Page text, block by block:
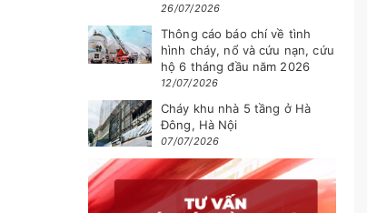
26/07/2026
Thông cáo báo chí về tình
hình cháy, nổ và cứu nạn, cứu
hộ 6 tháng đầu năm 2026
12/07/2026
Cháy khu nhà 5 tầng ở Hà
Đông, Hà Nội
07/07/2026